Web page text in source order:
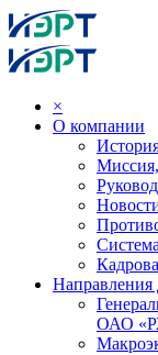
×
О компании
Направления
ОАО